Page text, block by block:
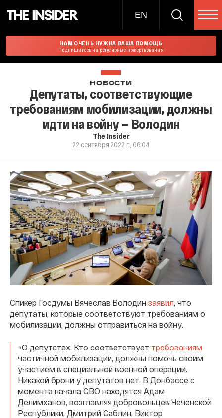
EN
НАМ ОЧЕНЬ НУЖНА ВАША ПОМОЩЬ
Подпишитесь на регулярные пожертвования
НОВОСТИ
Депутаты, соответствующие
требованиям мобилизации, должны
идти на войну — Володин
The Insider
22 сентября 2022 г., 06:04
Спикер Госдумы Вячеслав Володин заявил , что
депутаты, которые соответствуют требованиям о
мобилизации, должны отправиться на войну.
«О депутатах. Кто соответствует требованиям
частичной мобилизации, должны помочь своим
участием в специальной военной операции.
Никакой брони у депутатов нет. В Донбассе с
момента начала СВО находятся Адам
Делимханов, возглавляя добровольцев Чеченской
Республики, Дмитрий Саблин, Виктор